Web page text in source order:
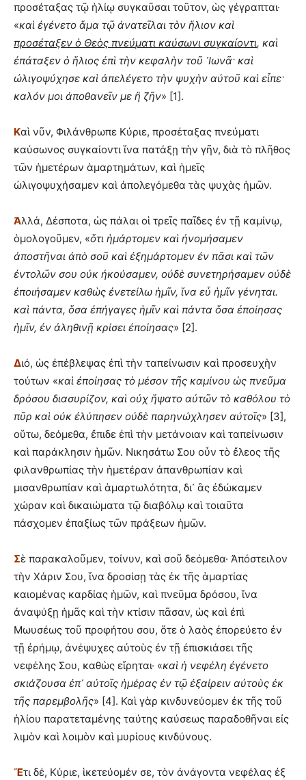
προσέταξας τῷ ἡλίῳ συγκαῦσαι τοῦτον, ὡς γέγραπται·
«καὶ ἐγένετο ἅμα τῷ ἀνατεῖλαι τὸν ἥλιον καὶ
προσέταξεν ὁ Θεὸς πνεύματι καύσωνι συγκαίοντι, καὶ
ἐπάταξεν ὁ ἥλιος ἐπὶ τὴν κεφαλὴν τοῦ ᾿Ιωνᾶ· καὶ
ὠλιγοψύχησε καὶ ἀπελέγετο τὴν ψυχὴν αὐτοῦ καὶ εἶπε·
καλόν μοι ἀποθανεῖν με ἢ ζῆν» [1].
Καὶ νῦν, Φιλάνθρωπε Κύριε, προσέταξας πνεύματι
καύσωνος συγκαίοντι ἵνα πατάξῃ τὴν γῆν, διὰ τὸ πλῆθος
τῶν ἡμετέρων ἁμαρτημάτων, καὶ ἡμεῖς
ὠλιγοψυχήσαμεν καὶ ἀπολεγόμεθα τὰς ψυχὰς ἡμῶν.
Ἀλλά, Δέσποτα, ὡς πάλαι οἱ τρεῖς παῖδες ἐν τῇ καμίνῳ,
ὁμολογοῦμεν, «ὅτι ἡμάρτομεν καὶ ἠνομήσαμεν
ἀποστῆναι ἀπὸ σοῦ καὶ ἐξημάρτομεν ἐν πᾶσι καὶ τῶν
ἐντολῶν σου οὐκ ἠκούσαμεν, οὐδὲ συνετηρήσαμεν οὐδὲ
ἐποιήσαμεν καθὼς ἐνετείλω ἡμῖν, ἵνα εὖ ἡμῖν γένηται.
καὶ πάντα, ὅσα ἐπήγαγες ἡμῖν καὶ πάντα ὅσα ἐποίησας
ἡμῖν, ἐν ἀληθινῇ κρίσει ἐποίησας» [2].
Διό, ὡς ἐπέβλεψας ἐπὶ τὴν ταπείνωσιν καὶ προσευχὴν
τούτων «καὶ ἐποίησας τὸ μέσον τῆς καμίνου ὡς πνεῦμα
δρόσου διασυρίζον, καὶ οὐχ ἥψατο αὐτῶν τὸ καθόλου τὸ
πῦρ καὶ οὐκ ἐλύπησεν οὐδὲ παρηνώχλησεν αὐτοῖς» [3],
οὕτω, δεόμεθα, ἔπιδε ἐπὶ τὴν μετάνοιαν καὶ ταπείνωσιν
καὶ παράκλησιν ἡμῶν. Νικησάτω Σου οὖν τὸ ἔλεος τῆς
φιλανθρωπίας τὴν ἡμετέραν ἀπανθρωπίαν καὶ
μισανθρωπίαν καὶ ἁμαρτωλότητα, δι᾽ ἃς ἐδώκαμεν
χώραν καὶ δικαιώματα τῷ διαβόλῳ καὶ τοιαῦτα
πάσχομεν ἐπαξίως τῶν πράξεων ἡμῶν.
Σὲ παρακαλοῦμεν, τοίνυν, καὶ σοῦ δεόμεθα· Ἀπόστειλον
τὴν Χάριν Σου, ἵνα δροσίσῃ τὰς ἐκ τῆς ἁμαρτίας
καιομένας καρδίας ἡμῶν, καὶ πνεῦμα δρόσου, ἵνα
ἀναψύξῃ ἡμᾶς καὶ τὴν κτίσιν πᾶσαν, ὡς καὶ ἐπὶ
Μωυσέως τοῦ προφήτου σου, ὅτε ὁ λαὸς ἐπορεύετο ἐν
τῇ ἐρήμῳ, ἀνέψυχες αὐτοὺς ἐν τῇ ἐπισκιάσει τῆς
νεφέλης Σου, καθὼς εἴρηται· «καὶ ἡ νεφέλη ἐγένετο
σκιάζουσα ἐπ᾽ αὐτοῖς ἡμέρας ἐν τῷ ἐξαίρειν αὐτοὺς ἐκ
τῆς παρεμβολῆς» [4]. Καὶ γὰρ κινδυνεύομεν ἐκ τῆς τοῦ
ἡλίου παρατεταμένης ταύτης καύσεως παραδοθῆναι εἰς
λιμὸν καὶ λοιμὸν καὶ μυρίους κινδύνους.
Ἔτι δέ, Κύριε, ἱκετεύομέν σε, τὸν ἀνάγοντα νεφέλας ἐξ